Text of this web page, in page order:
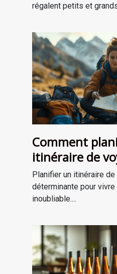
régalent petits et
Comment
itinéraire de
une aventure
Planifier un itinéraire
déterminante pour vivre
inoubliable....